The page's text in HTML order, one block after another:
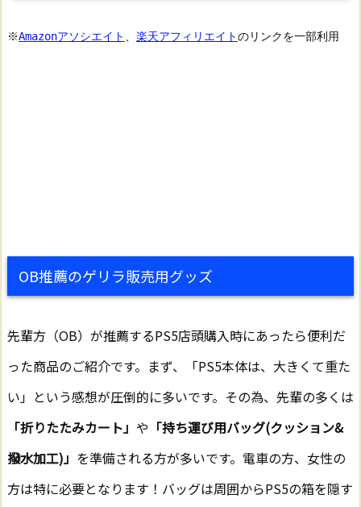
※Amazonアソシエイト 楽天アフィリエイトのリンクを一部利用
OB推薦のゲリラ販売用グッズ
先輩方（OB）が推薦するPS5店頭購入時にあったら便利だ
った商品のご紹介です。まず、「PS5本体は、大きくて重た
い」という感想が圧倒的に多いです。その為、先輩の多くは
「折りたたみカート」 や 「持ち運び用バッグ(クッション&
撥水加工)」 を準備される方が多いです。電車の方、女性の
方は特に必要となります！バッグは周囲からPS5の箱を隠す